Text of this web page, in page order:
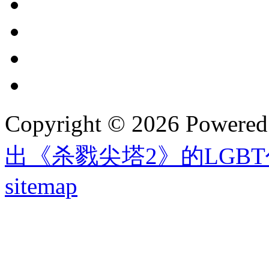
Copyright © 2026
出《杀戮尖塔2》的
sitemap